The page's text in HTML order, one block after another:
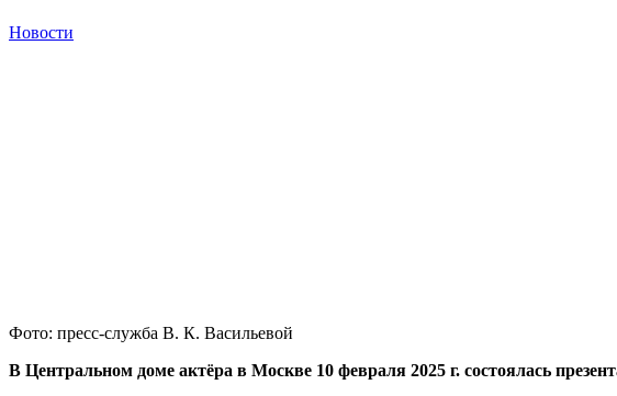
Новости
Фото: пресс-служба В. К. Васильевой
В Центральном доме актёра в Москве 10 февраля 2025 г. состоялась